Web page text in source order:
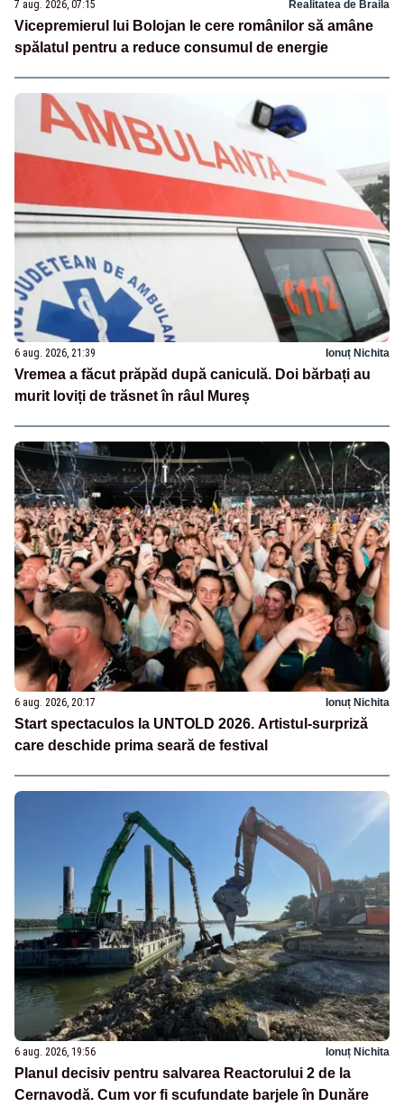
7 aug. 2026, 07:15 Realitatea de Braila
Vicepremierul lui Bolojan le cere românilor să amâne
spălatul pentru a reduce consumul de energie
6 aug. 2026, 21:39 Ionuț Nichita
Vremea a făcut prăpăd după caniculă. Doi bărbați au
murit loviți de trăsnet în râul Mureș
6 aug. 2026, 20:17 Ionuț Nichita
Start spectaculos la UNTOLD 2026. Artistul-surpriză
care deschide prima seară de festival
6 aug. 2026, 19:56 Ionuț Nichita
Planul decisiv pentru salvarea Reactorului 2 de la
Cernavodă. Cum vor fi scufundate barjele în Dunăre